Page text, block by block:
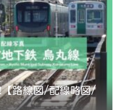
路線図/配線略図/